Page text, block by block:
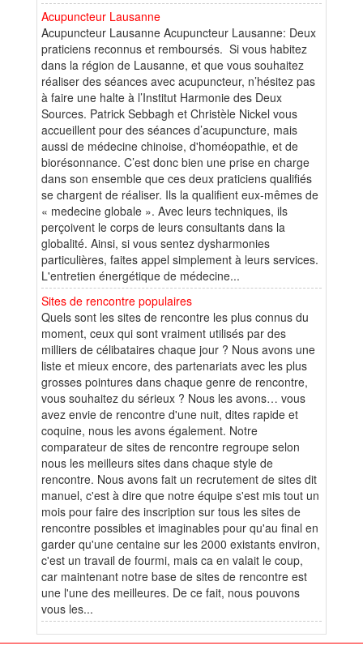
Acupuncteur Lausanne
Acupuncteur Lausanne Acupuncteur Lausanne: Deux
praticiens reconnus et remboursés. Si vous habitez
dans la région de Lausanne, et que vous souhaitez
réaliser des séances avec acupuncteur, n’hésitez pas
à faire une halte à l’Institut Harmonie des Deux
Sources. Patrick Sebbagh et Christèle Nickel vous
accueillent pour des séances d’acupuncture, mais
aussi de médecine chinoise, d'homéopathie, et de
biorésonnance. C’est donc bien une prise en charge
dans son ensemble que ces deux praticiens qualifiés
se chargent de réaliser. Ils la qualifient eux-mêmes de
« medecine globale ». Avec leurs techniques, ils
perçoivent le corps de leurs consultants dans la
globalité. Ainsi, si vous sentez dysharmonies
particulières, faites appel simplement à leurs services.
L'entretien énergétique de médecine...
Sites de rencontre populaires
Quels sont les sites de rencontre les plus connus du
moment, ceux qui sont vraiment utilisés par des
milliers de célibataires chaque jour ? Nous avons une
liste et mieux encore, des partenariats avec les plus
grosses pointures dans chaque genre de rencontre,
vous souhaitez du sérieux ? Nous les avons… vous
avez envie de rencontre d'une nuit, dites rapide et
coquine, nous les avons également. Notre
comparateur de sites de rencontre regroupe selon
nous les meilleurs sites dans chaque style de
rencontre. Nous avons fait un recrutement de sites dit
manuel, c'est à dire que notre équipe s'est mis tout un
mois pour faire des inscription sur tous les sites de
rencontre possibles et imaginables pour qu'au final en
garder qu'une centaine sur les 2000 existants environ,
c'est un travail de fourmi, mais ca en valait le coup,
car maintenant notre base de sites de rencontre est
une l'une des meilleures. De ce fait, nous pouvons
vous les...